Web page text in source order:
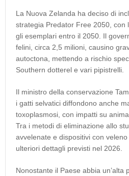
La Nuova Zelanda ha deciso di
strategia Predator Free 2050, con
gli esemplari entro il 2050. Il
felini, circa 2,5 milioni, causino
autoctona, mettendo a rischio
Southern dotterel e vari pipistrelli.
Il ministro della conservazione
i gatti selvatici diffondono anche
toxoplasmosi, con impatti su
Tra i metodi di eliminazione allo
avvelenate e dispositivi con
ulteriori dettagli previsti nel 2026.
Nonostante il Paese abbia un’alta